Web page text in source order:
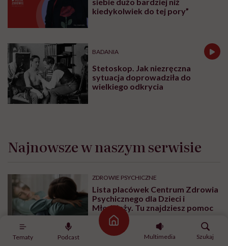
Tematy Podcast
Strona główna
Multimedia
Szukaj
prawdopodobnie zaczynają pełnić funkcję
odpornościową. Wiedza ta może zrewolucjonizować
dojrzałych.
A wszystko zaczęło się od przypadkowego odkrycia,
które dało początek dalszym badaniom. Dr Duncan
przestały się dzielić, ale wciąż są aktywne
organizmu i uważa się, że to właśnie one są
odpowiedzialne za proces starzenia się.
„Byłam niezwykle podekscytowana możliwością
wzięcia udziału w tej inicjatywie, ale jednocześnie